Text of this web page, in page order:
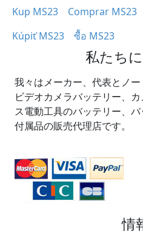
Kup MS23
Comprar MS23
Kúpiť MS23
ซื้อ MS23
私たち
我々はメーカー、代表とノー
ビデオカメラバッテリー、
ス電動工具のバッテリー、
付属品の販売代理店です。
情